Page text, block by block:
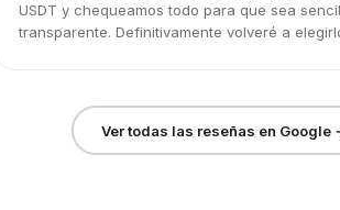
USDT y chequeamos todo para que sea
transparente. Definitivamente volveré a
Ver todas las reseñas en Google